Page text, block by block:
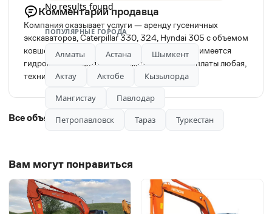
Комментарий продавца
Компания оказывает услуги — аренду гусеничных
экскаваторов, Caterpillar 330, 324, Hyndai 305 с объемом
ковшей от 1.5 до 2.0 куба., а также в наличии имеется
гидромолот. Работа по Казахстану, форма оплаты любая,
техника в отличном состоянии!
Все объявления автора
Вам могут понравиться
No results found
ПОПУЛЯРНЫЕ ГОРОДА
Алматы Астана
Шымкент
Актау
Актобе
Кызылорда
Мангистау
Павлодар
Петропавловск
Тараз Туркестан